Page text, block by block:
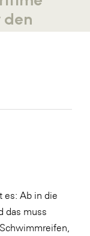
den
es: Ab in die
das muss